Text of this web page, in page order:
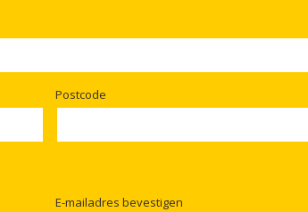
Postcode
E-mailadres bevestigen